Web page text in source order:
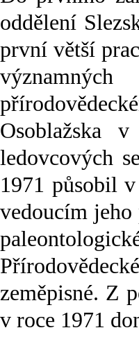
oddělení
první větší
Osoblažska
ledovcových
1971 působil
vedoucím jeho
zeměpisné. Z
v roce 1971